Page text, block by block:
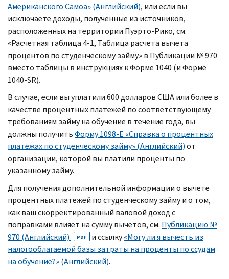
Американского Самоа» (Английский), или если вы
исключаете доходы, полученные из источников,
расположенных на территории Пуэрто-Рико, см.
«Расчетная таблица 4-1, Таблица расчета вычета
процентов по студенческому займу» в Публикации № 970
вместо таблицы в инструкциях к Форме 1040 (и Форме
1040-SR).
В случае, если вы уплатили 600 долларов США или более в
качестве процентных платежей по соответствующему
требованиям займу на обучение в течение года, вы
должны получитьФорму 1098-E «Справка о процентных
платежах по студенческому займу» (Английский)от
организации, которой вы платили проценты по
указанному займу.
Для получения дополнительной информации о вычете
процентных платежей по студенческому займу и о том,
как ваш скорректированный валовой доход с
поправками влияет на сумму вычетов, см. Публикацию №
970 (Английский)
PDF и ссылку«Могу ли я вычесть из
налогооблагаемой базы затраты на проценты по ссудам
на обучение?» (Английский).